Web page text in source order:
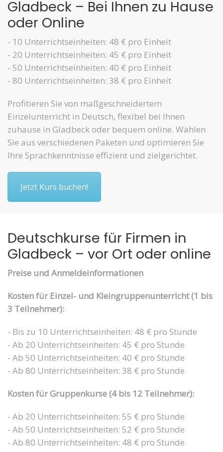
Gladbeck – Bei Ihnen zu Hause
oder Online
- 10 Unterrichtseinheiten: 48 € pro Einheit
- 20 Unterrichtseinheiten: 45 € pro Einheit
- 50 Unterrichtseinheiten: 40 € pro Einheit
- 80 Unterrichtseinheiten: 38 € pro Einheit
Profitieren Sie von maßgeschneidertem
Einzelunterricht in Deutsch, flexibel bei Ihnen
zuhause in Gladbeck oder bequem online. Wählen
Sie aus verschiedenen Paketen und optimieren Sie
Ihre Sprachkenntnisse effizient und zielgerichtet.
Jetzt Kurs buchen!
Deutschkurse für Firmen in
Gladbeck – vor Ort oder online
Preise und Anmeldeinformationen
Kosten für Einzel- und Kleingruppenunterricht (1 bis
3 Teilnehmer):
- Bis zu 10 Unterrichtseinheiten: 48 € pro Stunde
- Ab 20 Unterrichtseinheiten: 45 € pro Stunde
- Ab 50 Unterrichtseinheiten: 40 € pro Stunde
- Ab 80 Unterrichtseinheiten: 38 € pro Stunde
Kosten für Gruppenkurse (4 bis 12 Teilnehmer):
- Ab 20 Unterrichtseinheiten: 55 € pro Stunde
- Ab 50 Unterrichtseinheiten: 52 € pro Stunde
- Ab 80 Unterrichtseinheiten: 48 € pro Stunde